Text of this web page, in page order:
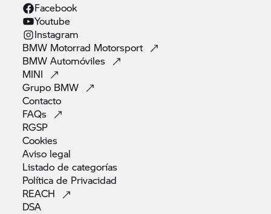
Facebook
Youtube
Instagram
BMW Motorrad Motorsport
BMWAutomóviles
MINI
Grupo BMW
Contacto
FAQs
RGSP
Cookies
Aviso legal
Listado decategorías
Política de Privacidad
REACH
DSA